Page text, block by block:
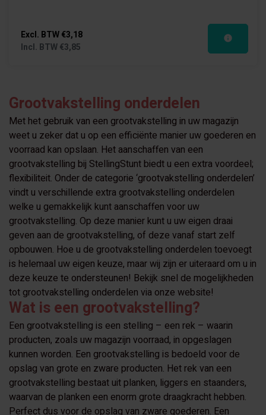
Excl. BTW€3,18
Incl. BTW€3,85
Grootvakstelling onderdelen
Met het gebruik van een grootvakstelling in uw magazijn
weet u zeker dat u op een efficiënte manier uw goederen en
voorraad kan opslaan. Het aanschaffen van een
grootvakstelling bij StellingStunt biedt u een extra voordeel;
flexibiliteit. Onder de categorie ‘grootvakstelling onderdelen’
vindt u verschillende extra grootvakstelling onderdelen
welke u gemakkelijk kunt aanschaffen voor uw
grootvakstelling. Op deze manier kunt u uw eigen draai
geven aan de grootvakstelling, of deze vanaf start zelf
opbouwen. Hoe u de grootvakstelling onderdelen toevoegt
is helemaal uw eigen keuze, maar wij zijn er uiteraard om u in
deze keuze te ondersteunen! Bekijk snel de mogelijkheden
tot grootvakstelling onderdelen via onze website!
Wat is een grootvakstelling?
Een grootvakstelling is een stelling – een rek – waarin
producten, zoals uw magazijn voorraad, in opgeslagen
kunnen worden. Een grootvakstelling is bedoeld voor de
opslag van grote en zware producten. Het rek van een
grootvakstelling bestaat uit planken, liggers en staanders,
waarvan de planken een enorm grote draagkracht hebben.
Perfect dus voor de opslag van zware goederen. Een